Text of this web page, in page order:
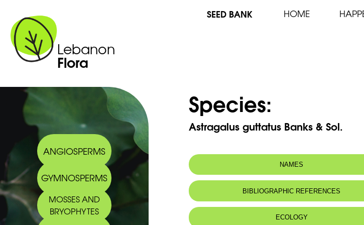
Lebanon
Flora
SEED BANK HOME
ANGIOSPERMS
GYMNOSPERMS
MOSSES AND
BRYOPHYTES
Species:
Astragalus guttatus Banks & Sol.
NAMES
BIBLIOGRAPHIC REFERENCES
ECOLOGY